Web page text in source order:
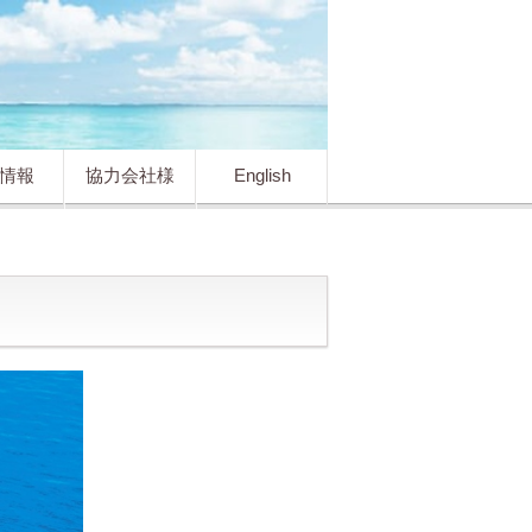
報 協力会社様 English